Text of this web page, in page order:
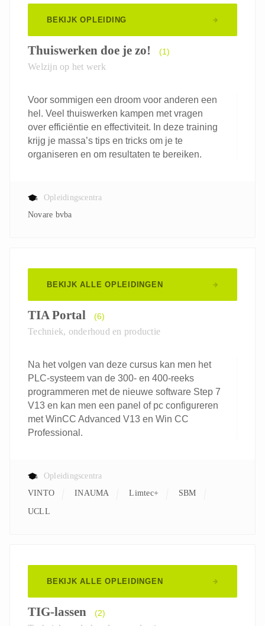
BEKIJK OPLEIDING
Thuiswerken doe je zo! (1)
Welzijn op het werk
Voor sommigen een droom voor anderen een
hel. Veel thuiswerken kampen met vragen
over efficiëntie en effectiviteit. In deze training
krijg je massa’s tips en tricks om je te
organiseren en om resultaten te bereiken.
Opleidingscentra
Novare bvba
BEKIJK ALLE OPLEIDINGEN
TIA Portal (6)
Techniek, onderhoud en productie
Na het volgen van deze cursus kan men het
PLC-systeem van de 300- en 400-reeks
programmeren met de nieuwe software Step 7
V13 en kan men een panel of pc configureren
met WinCC Advanced V13 en Win CC
Professional.
Opleidingscentra
VINTO
INAUMA Limtec+ SBM
UCLL
BEKIJK ALLE OPLEIDINGEN
TIG-lassen (2)